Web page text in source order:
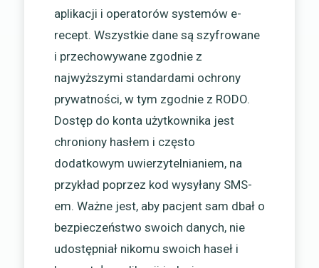
aplikacji i operatorów systemów e-
recept. Wszystkie dane są szyfrowane
i przechowywane zgodnie z
najwyższymi standardami ochrony
prywatności, w tym zgodnie z RODO.
Dostęp do konta użytkownika jest
chroniony hasłem i często
dodatkowym uwierzytelnianiem, na
przykład poprzez kod wysyłany SMS-
em. Ważne jest, aby pacjent sam dbał o
bezpieczeństwo swoich danych, nie
udostępniał nikomu swoich haseł i